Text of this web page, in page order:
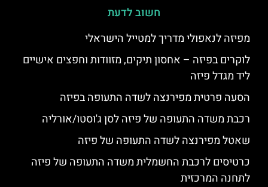
חשוב לדעת
מפיזה לנאפולי מדריך למטייל הישראלי
לוקרים בפיזה – אחסון תיקים, מזוודות וחפצים אישיים
ליד מגדל פיזה
הסעה פרטית מפירנצה לשדה התעופה בפיזה
רכבת משדה התעופה של פיזה לסן ג'וסטו/אורליה
שאטל מפירנצה לשדה התעופה של פיזה
כרטיסים לרכבת החשמלית משדה התעופה של פיזה
לתחנה המרכזית